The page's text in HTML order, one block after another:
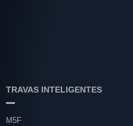
TRAVAS INTELIGENTES
M5F